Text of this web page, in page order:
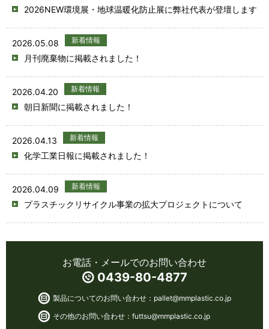
2026NEW環境展・地球温暖化防止展に弊社代表が登壇します
2026.05.08 新着情報
月刊廃棄物に掲載されました！
2026.04.20 新着情報
朝日新聞に掲載されました！
2026.04.13 新着情報
化学工業日報に掲載されました！
2026.04.09 新着情報
プラスチックリサイクル事業の拡大プロジェクトについて
お電話・メールでのお問い合わせ
0439-80-4877
製品についてのお問い合わせ： pallet@mmplastic.co.jp
その他のお問い合わせ： futtsu@mmplastic.co.jp